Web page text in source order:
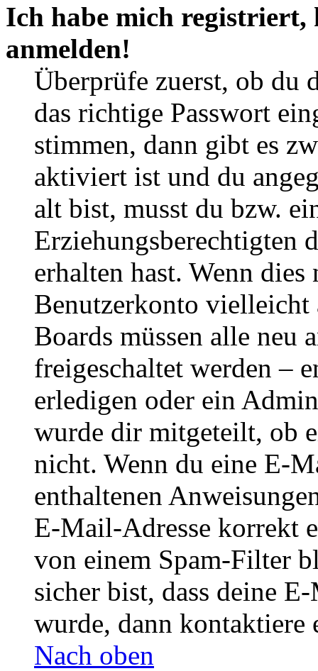
Ich habe mich
anmelden!
Überprüfe zuerst, ob du
das richtige Passwort
stimmen, dann gibt es
aktiviert ist und du
alt bist, musst du bzw.
Erziehungsberechtigten
erhalten hast. Wenn
Benutzerkonto
Boards müssen alle neu
freigeschaltet werden –
erledigen oder ein
wurde dir mitgeteilt, ob
nicht. Wenn du eine E-
enthaltenen
E-Mail-Adresse korrekt
von einem Spam-Filter
sicher bist, dass deine
wurde, dann kontaktiere
Nach oben